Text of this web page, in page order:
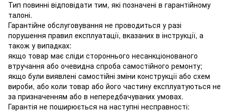
Тип повинні відповідати тим, які позначені в гарантійному
талоні.
Гарантійне обслуговування не проводиться у разі
порушення правил експлуатації, вказаних в інструкції, а
також у випадках:
якщо товар має сліди стороннього несанкціонованого
втручання або очевидна спроба самостійного ремонту;
якщо були виявлені самостійні зміни конструкції або схем
вироби, або коли товар або його частину експлуатуються не
за призначенням або в непередбачуваних умовах.
Гарантія не поширюється на наступні несправності: